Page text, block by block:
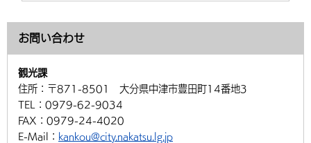
お問い合わせ
観光課
住所： 〒871-8501 大分県中津市豊田町14番地3
TEL： 0979-62-9034
FAX： 0979-24-4020
E-Mail： kankou@city.nakatsu.lg.jp